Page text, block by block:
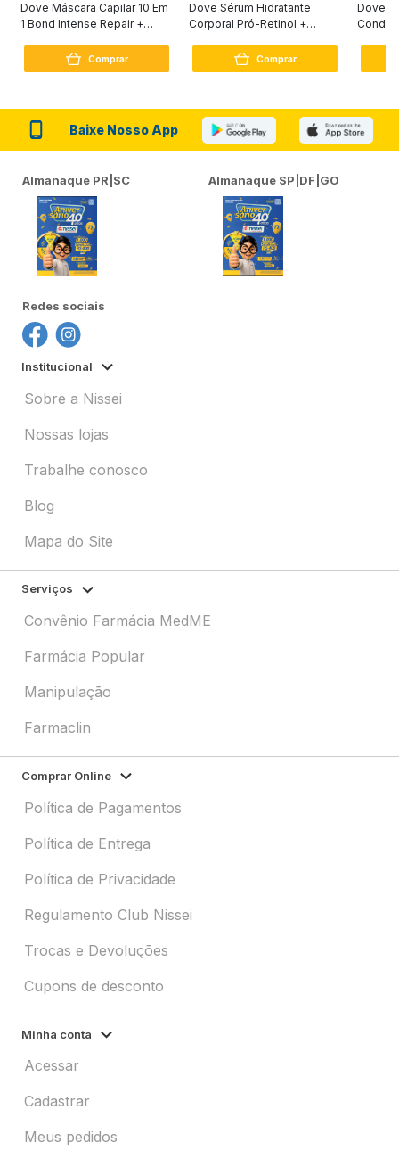
Dove Máscara Capilar 10 Em
1 Bond Intense Repair +
Comprar
Dove Sérum Hidratante
Corporal Pró-Retinol +
Comprar
Dove
Baixe Nosso App
Almanaque PR|SC Almanaque SP|DF|GO
Redes sociais
Institucional
Sobre a Nissei
Nossas lojas
Trabalhe conosco
Blog
Mapa do Site
Serviços
Convênio Farmácia MedME
Farmácia Popular
Manipulação
Farmaclin
Comprar Online
Política de Pagamentos
Política de Entrega
Política de Privacidade
Regulamento Club Nissei
Trocas e Devoluções
Cupons de desconto
Minha conta
Acessar
Cadastrar
Meus pedidos